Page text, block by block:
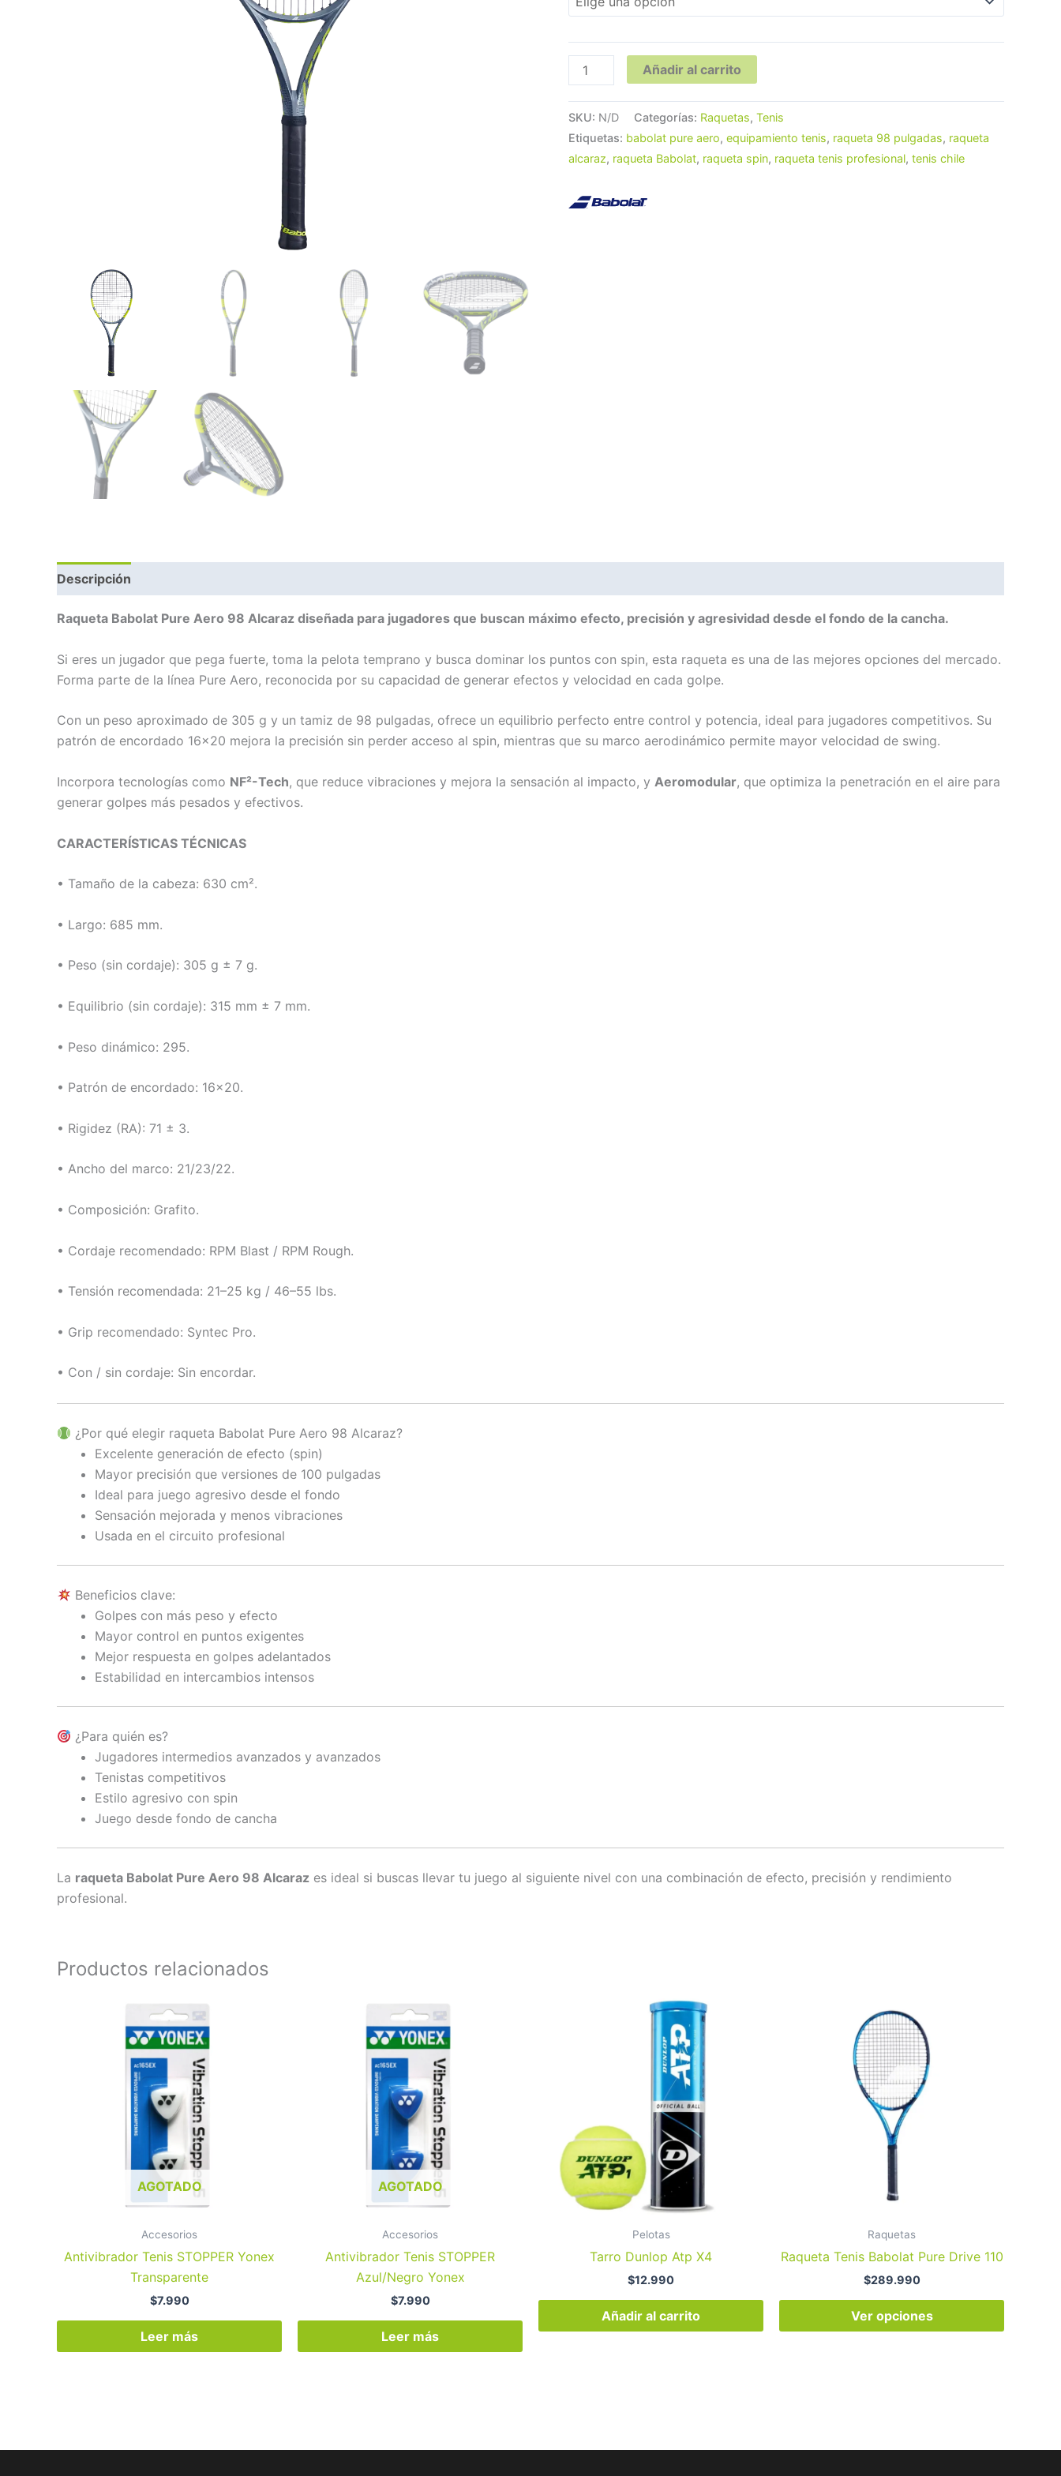
Añadir al carrito
SKU: N/D Categorías: Raquetas, Tenis
Etiquetas: babolat pure aero, equipamiento tenis, raqueta 98 pulgadas, raqueta
alcaraz, raqueta Babolat, raqueta spin, raqueta tenis profesional, tenis chile
Descripción
Raqueta Babolat Pure Aero 98 Alcaraz diseñada para jugadores que buscan máximo efecto, precisión y agresividad desde el fondo de la cancha.
Si eres un jugador que pega fuerte, toma la pelota temprano y busca dominar los puntos con spin, esta raqueta es una de las mejores opciones del mercado.
Forma parte de la línea Pure Aero, reconocida por su capacidad de generar efectos y velocidad en cada golpe.
Con un peso aproximado de 305 g y un tamiz de 98 pulgadas, ofrece un equilibrio perfecto entre control y potencia, ideal para jugadores competitivos. Su
patrón de encordado 16×20 mejora la precisión sin perder acceso al spin, mientras que su marco aerodinámico permite mayor velocidad de swing.
Incorpora tecnologías como NF²-Tech, que reduce vibraciones y mejora la sensación al impacto, y Aeromodular, que optimiza la penetración en el aire para
generar golpes más pesados y efectivos.
CARACTERÍSTICAS TÉCNICAS
• Tamaño de la cabeza: 630 cm².
• Largo: 685 mm.
• Peso (sin cordaje): 305 g ± 7 g.
• Equilibrio (sin cordaje): 315 mm ± 7 mm.
• Peso dinámico: 295.
• Patrón de encordado: 16×20.
• Rigidez (RA): 71 ± 3.
• Ancho del marco: 21/23/22.
• Composición: Grafito.
• Cordaje recomendado: RPM Blast / RPM Rough.
• Tensión recomendada: 21–25 kg / 46–55 lbs.
• Grip recomendado: Syntec Pro.
• Con / sin cordaje: Sin encordar.
¿Por qué elegir raqueta Babolat Pure Aero 98 Alcaraz?
Excelente generación de efecto (spin)
Mayor precisión que versiones de 100 pulgadas
Ideal para juego agresivo desde el fondo
Sensación mejorada y menos vibraciones
Usada en el circuito profesional
Beneficios clave:
Golpes con más peso y efecto
Mayor control en puntos exigentes
Mejor respuesta en golpes adelantados
Estabilidad en intercambios intensos
¿Para quién es?
Jugadores intermedios avanzados y avanzados
Tenistas competitivos
Estilo agresivo con spin
Juego desde fondo de cancha
La raqueta Babolat Pure Aero 98 Alcaraz es ideal si buscas llevar tu juego al siguiente nivel con una combinación de efecto, precisión y rendimiento
profesional.
Productos relacionados
AGOTADO
Accesorios
Antivibrador Tenis STOPPER Yonex
Transparente
$7.990
Leer más
AGOTADO
Accesorios
Antivibrador Tenis STOPPER
Azul/Negro Yonex
$7.990
Leer más
Pelotas
Tarro Dunlop Atp X4
$12.990
Añadir al carrito
Raquetas
Raqueta Tenis Babolat Pure Drive 110
$289.990
Ver opciones